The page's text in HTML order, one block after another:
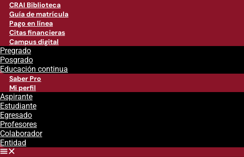
CRAI Biblioteca
Guía de matrícula
Pago en línea
Citas financieras
Campus digital
Pregrado
Posgrado
Educación continua
Saber Pro
Mi perfil
Aspirante
Estudiante
Egresado
Profesores
Colaborador
Entidad